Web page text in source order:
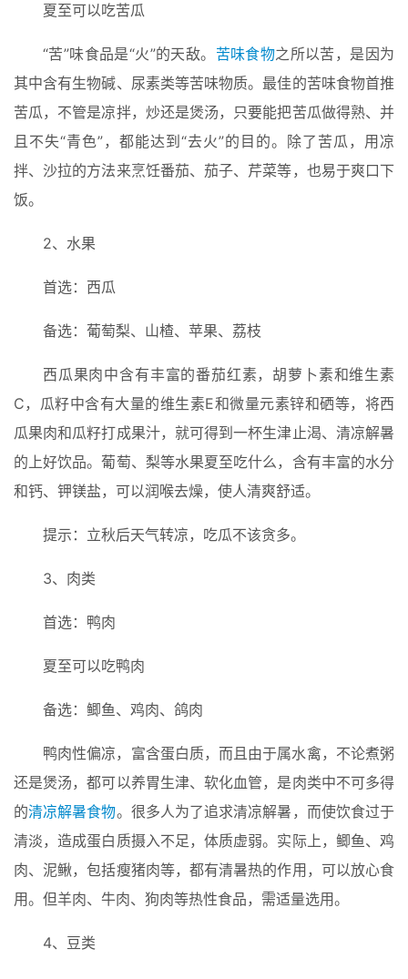
夏至可以吃苦瓜
“苦”味食品是“火”的天敌。 苦味食物之所以苦，是因为
其中含有生物碱、尿素类等苦味物质。最佳的苦味食物首推
苦瓜，不管是凉拌，炒还是煲汤，只要能把苦瓜做得熟、并
且不失“青色”，都能达到“去火”的目的。除了苦瓜，用凉
拌、沙拉的方法来烹饪番茄、茄子、芹菜等，也易于爽口下
饭。
2、水果
首选：西瓜
备选：葡萄梨、山楂、苹果、荔枝
西瓜果肉中含有丰富的番茄红素，胡萝卜素和维生素
C，瓜籽中含有大量的维生素E和微量元素锌和硒等，将西
瓜果肉和瓜籽打成果汁，就可得到一杯生津止渴、清凉解暑
的上好饮品。葡萄、梨等水果夏至吃什么，含有丰富的水分
和钙、钾镁盐，可以润喉去燥，使人清爽舒适。
提示：立秋后天气转凉，吃瓜不该贪多。
3、肉类
首选：鸭肉
夏至可以吃鸭肉
备选：鲫鱼、鸡肉、鸽肉
鸭肉性偏凉，富含蛋白质，而且由于属水禽，不论煮粥
还是煲汤，都可以养胃生津、软化血管，是肉类中不可多得
的清凉解暑食物。很多人为了追求清凉解暑，而使饮食过于
清淡，造成蛋白质摄入不足，体质虚弱。实际上，鲫鱼、鸡
肉、泥鳅，包括瘦猪肉等，都有清暑热的作用，可以放心食
用。但羊肉、牛肉、狗肉等热性食品，需适量选用。
4、豆类